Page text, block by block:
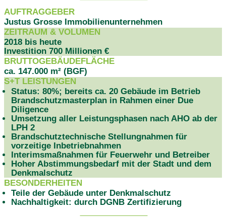
AUFTRAGGEBER
Justus Grosse Immobilienunternehmen
ZEITRAUM & VOLUMEN
2018 bis heute
Investition 700 Millionen €
BRUTTOGEBÄUDEFLÄCHE
ca. 147.000 m² (BGF)
S+T LEISTUNGEN
Status: 80%; bereits ca. 20 Gebäude im Betrieb
Brandschutzmasterplan in Rahmen einer Due
Diligence
Umsetzung aller Leistungsphasen nach AHO ab der
LPH 2
Brandschutztechnische Stellungnahmen für
vorzeitige Inbetriebnahmen
Interimsmaßnahmen für Feuerwehr und Betreiber
Hoher Abstimmungsbedarf mit der Stadt und dem
Denkmalschutz
BESONDERHEITEN
Teile der Gebäude unter Denkmalschutz
Nachhaltigkeit: durch DGNB Zertifizierung